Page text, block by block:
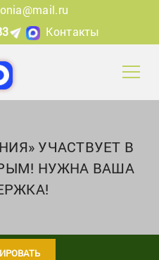
Контакты
УЧАСТВУЕТ В
НУЖНА ВАША